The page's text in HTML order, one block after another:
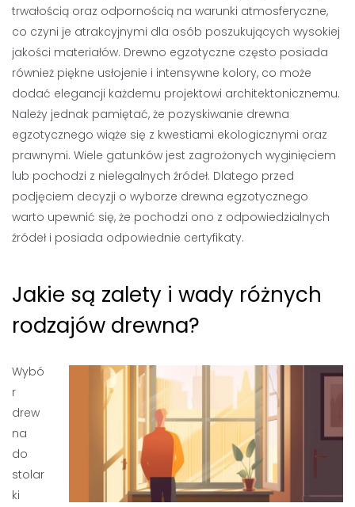
trwałością oraz odpornością na warunki atmosferyczne,
co czyni je atrakcyjnymi dla osób poszukujących wysokiej
jakości materiałów. Drewno egzotyczne często posiada
również piękne usłojenie i intensywne kolory, co może
dodać elegancji każdemu projektowi architektonicznemu.
Należy jednak pamiętać, że pozyskiwanie drewna
egzotycznego wiąże się z kwestiami ekologicznymi oraz
prawnymi. Wiele gatunków jest zagrożonych wyginięciem
lub pochodzi z nielegalnych źródeł. Dlatego przed
podjęciem decyzji o wyborze drewna egzotycznego
warto upewnić się, że pochodzi ono z odpowiedzialnych
źródeł i posiada odpowiednie certyfikaty.
Jakie są zalety i wady różnych
rodzajów drewna?
Wybó
r
drew
na
do
stolar
ki